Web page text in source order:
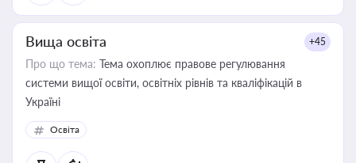
Вища освіта +45
Про що тема: Тема охоплює правове регулювання
системи вищої освіти, освітніх рівнів та кваліфікацій в
Україні
Освіта